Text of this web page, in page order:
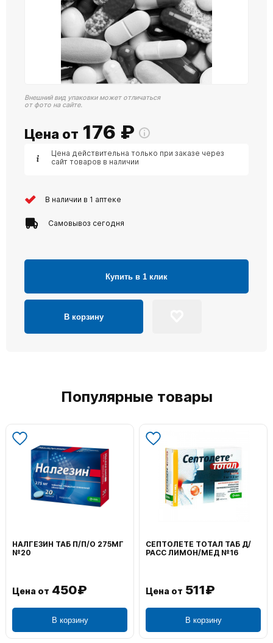
Внешний вид упаковки может отличаться
от фото на сайте.
Цена от 176 ₽
Цена действительна только при заказе через
сайт товаров в наличии
В наличии в 1 аптеке
Самовывоз сегодня
Купить в 1 клик
В корзину
Популярные товары
НАЛГЕЗИН ТАБ П/П/О 275МГ
№20
Цена от 450₽
В корзину
СЕПТОЛЕТЕ ТОТАЛ ТАБ Д/
РАСС ЛИМОН/МЕД №16
Цена от 511₽
В корзину